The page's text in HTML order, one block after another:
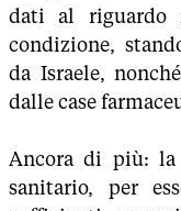
dati al riguardo
condizione,
da Israele,
dalle case
Ancora di più: la
sanitario, per